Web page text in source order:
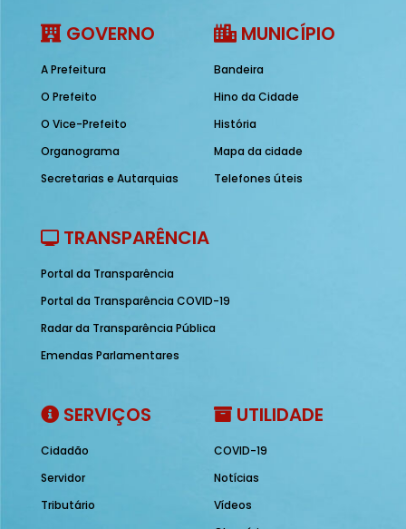
GOVERNO
A Prefeitura
O Prefeito
O Vice-Prefeito
Organograma
Secretarias e Autarquias
MUNICÍPIO
Bandeira
Hino da Cidade
História
Mapa da cidade
Telefones úteis
TRANSPARÊNCIA
Portal da Transparência
Portal da Transparência COVID-19
Radar da Transparência Pública
Emendas Parlamentares
SERVIÇOS
Cidadão
Servidor
Tributário
UTILIDADE
COVID-19
Notícias
Vídeos